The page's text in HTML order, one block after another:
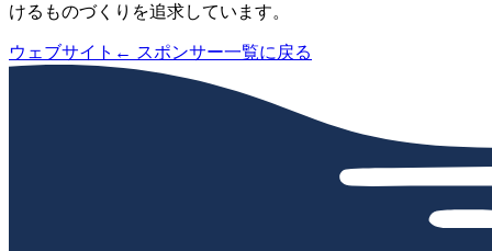
けるものづくりを追求しています。
ウェブサイト ← スポンサー一覧に戻る